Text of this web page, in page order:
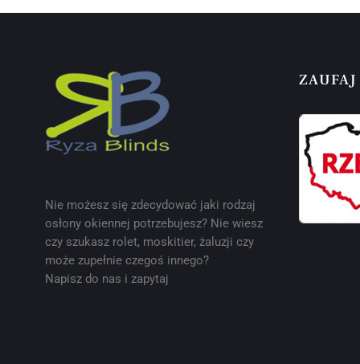
Nie możesz się zdecydować jaki rodzaj
osłony okiennej potrzebujesz? Nie wiesz
czy szukasz rolet, moskitier, żaluzji czy
może zupełnie czegoś innego?
Napisz do nas i zapytaj
ZAUFAJ